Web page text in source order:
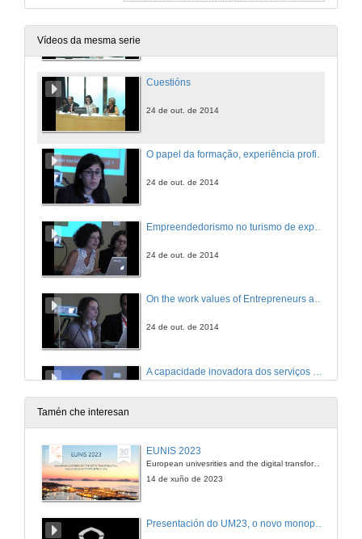
Vídeos da mesma serie
A contribución do mundo empresarial nos modelos de crecemento económico
Cuestións
24 de out. de 2014
O papel da formação, experiência profissional e perceção de viabilidade da iniciativa no empreendedorismo social em Portugal
24 de out. de 2014
24 de out. de 2014
On the work values of Entrepreneurs and Non-Entrepreneurs: a European Longitudinal Study
24 de out. de 2014
24 de out. de 2014
Tamén che interesan
EUNIS 2023
European univesrities and the digital transformation: challenges and opportunities ahead
14 de xuño de 2023